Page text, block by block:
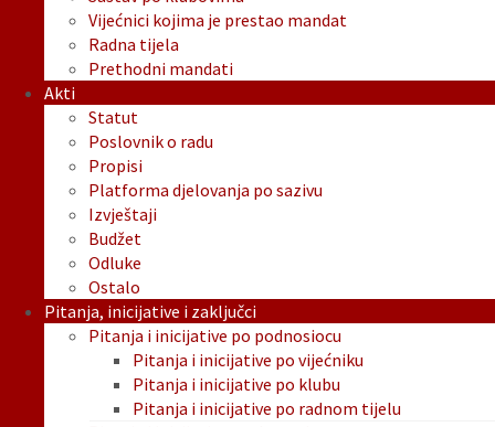
Vijećnici kojima je prestao mandat
Radna tijela
Prethodni mandati
Akti
Statut
Poslovnik o radu
Propisi
Platforma djelovanja po sazivu
Izvještaji
Budžet
Odluke
Ostalo
Pitanja, inicijative i zaključci
Pitanja i inicijative po podnosiocu
Pitanja i inicijative po vijećniku
Pitanja i inicijative po klubu
Pitanja i inicijative po radnom tijelu